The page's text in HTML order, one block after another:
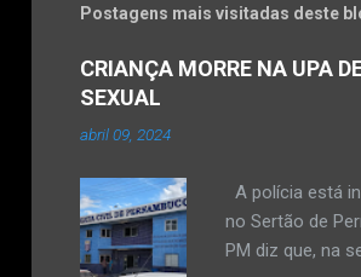
Postagens mais visitadas deste
CRIANÇA MORRE NA UPA
SEXUAL
abril 09, 2024
A polícia está
no Sertão de
PM diz que, na